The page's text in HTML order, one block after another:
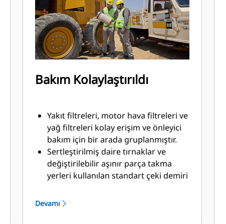
ekleyebilirsiniz.
Bakım Kolaylaştırıldı
Yakıt filtreleri, motor hava filtreleri ve
yağ filtreleri kolay erişim ve önleyici
bakım için bir arada gruplanmıştır.
Sertleştirilmiş daire tırnaklar ve
değiştirilebilir aşınır parça takma
yerleri kullanılan standart çeki demiri
artırır ve fabrikada elde edilen
Devamı